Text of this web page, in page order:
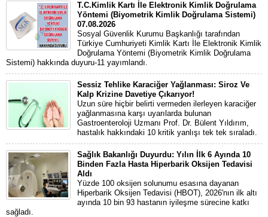
T.C.Kimlik Kartı İle Elektronik Kimlik Doğrulama
Yöntemi (Biyometrik Kimlik Doğrulama Sistemi)
07.08.2026
Sosyal Güvenlik Kurumu Başkanlığı tarafından
Türkiye Cumhuriyeti Kimlik Kartı İle Elektronik Kimlik
Doğrulama Yöntemi (Biyometrik Kimlik Doğrulama
Sistemi) hakkında duyuru-11 yayımlandı.
Sessiz Tehlike Karaciğer Yağlanması: Siroz Ve
Kalp Krizine Davetiye Çıkarıyor!
Uzun süre hiçbir belirti vermeden ilerleyen karaciğer
yağlanmasına karşı uyarılarda bulunan
Gastroenteroloji Uzmanı Prof. Dr. Bülent Yıldırım,
hastalık hakkındaki 10 kritik yanlışı tek tek sıraladı.
Sağlık Bakanlığı Duyurdu: Yılın İlk 6 Ayında 10
Binden Fazla Hasta Hiperbarik Oksijen Tedavisi
Aldı
Yüzde 100 oksijen solunumu esasına dayanan
Hiperbarik Oksijen Tedavisi (HBOT), 2026'nın ilk altı
ayında 10 bin 93 hastanın iyileşme sürecine katkı
sağladı.